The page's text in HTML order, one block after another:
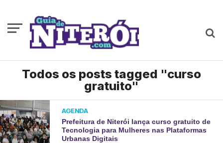
Todos os posts tagged "curso
gratuito"
AGENDA
Prefeitura de Niterói lança curso gratuito de
Tecnologia para Mulheres nas Plataformas
Urbanas Digitais